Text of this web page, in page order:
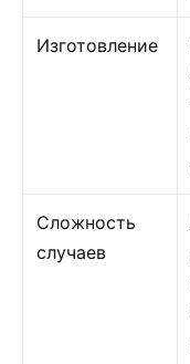
Изготовление
Сложность
случаев